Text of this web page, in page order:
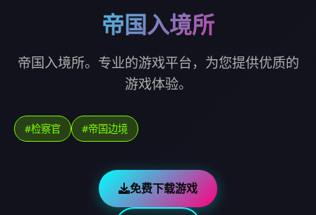
帝国入境所
帝国入境所。专业的游戏平台，为您提供优质的
游戏体验。
#检察官 #帝国边境
免费下载游戏